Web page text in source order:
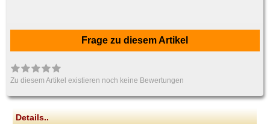
Frage zu diesem Artikel
Zu diesem Artikel existieren noch keine Bewertungen
Details..